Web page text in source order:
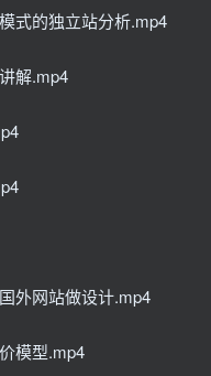
式的独立站分析.mp4
解.mp4
外网站做设计.mp4
模型.mp4